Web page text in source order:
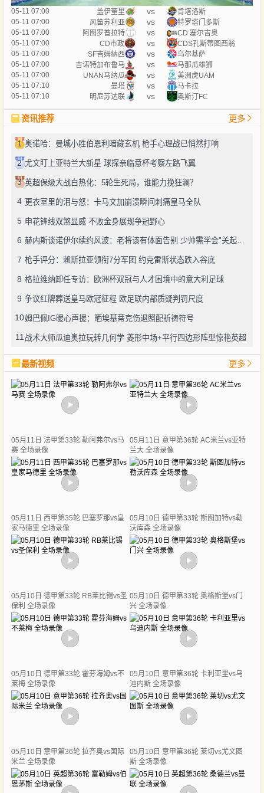
05-11 07:00 盖伊奎里 vs
肯塔洛斯
05-11 07:00
风笛苏利亚 vs
特罗塔门多斯
05-11 07:00
阿图罗普拉特 vs
CD 塞尔吉奥
05-11 07:00
CD市政 vs
CDS孔斯蒂图西翁
05-11 07:00
SF吉姆納西 vs
乌尔基萨
05-11 07:00
吉诺特加布鲁马 vs
马那瓜雄狮
05-11 07:00
UNAN马纳瓜 vs
美洲虎UAM
05-11 07:10
曼塔 vs
马卡拉
05-11 07:10
明尼苏达联 vs 奥斯汀FC
资讯推荐 更多
1 奥诺哈：曼城小胜伯恩利暗藏玄机 枪手心理战已悄然打响
2 尤文盯上亚特兰大新星 球探亲临意杯考察左路飞翼
3 英超保级大战白热化：5轮生死局，谁能力挽狂澜？
4 更衣室里的泪与怒：卡马文加崩溃瞬间刺痛皇马全队
5 申花锋线双煞显威 不败金身展现争冠野心
6 赫内斯谈诺伊尔续约风波：老将该有体面告别 少帅需学会"关起门说话"
7 枪手评分：赖斯拉亚领衔7分军团 约克雷斯状态跌入谷底
8 格拉维纳卸任专访：欧洲杯双冠与人才困境中的意大利足球
9 争议红牌葬送皇马欧冠征程 欧足联内部质疑判罚尺度
10姆巴佩IG暖心声援：晒埃基蒂克伤退照配祈祷符号
11 战术大师瓜迪奥拉玩转几何学 菱形中场+平行四边形阵型惊艳英超
最新视频 更多
05月11日 法甲第33轮 勒阿弗尔vs马
赛 全场录像
05月11日 意甲第36轮 AC米兰vs亚特
兰大 全场录像
05月11日 西甲第35轮 巴塞罗那vs皇
家马德里 全场录像
05月10日 德甲第33轮 斯图加特vs勒
沃库森 全场录像
05月10日 德甲第33轮 RB莱比锡vs圣
保利 全场录像
05月10日 德甲第33轮 奥格斯堡vs门
兴 全场录像
05月10日 德甲第33轮 霍芬海姆vs不
莱梅 全场录像
05月10日 意甲第36轮 卡利亚里vs乌
迪内斯 全场录像
05月10日 意甲第36轮 拉齐奥vs国际
米兰 全场录像
05月10日 意甲第36轮 莱切vs尤文图
斯 全场录像